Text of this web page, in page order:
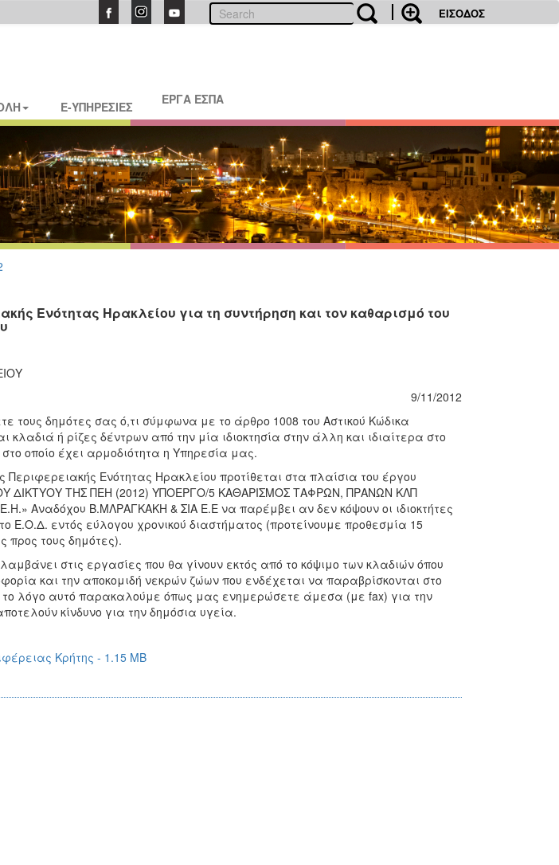
ΕΙΣΟΔΟΣ
E-ΥΠΗΡΕΣΙΕΣ ΕΡΓΑ ΕΣΠΑ
Ενότητας Ηρακλείου για τη συντήρηση και τον καθαρισμό του
9/11/2012
δημότες σας ό,τι σύμφωνα με το άρθρο 1008 του Αστικού Κώδικα
ή ρίζες δέντρων από την μία ιδιοκτησία στην άλλη και ιδιαίτερα στο
οποίο έχει αρμοδιότητα η Υπηρεσία μας.
Περιφερειακής Ενότητας Ηρακλείου προτίθεται στα πλαίσια του έργου
ΔΙΚΤΥΟΥ ΤΗΣ ΠΕΗ (2012) ΥΠΟΕΡΓΟ/5 ΚΑΘΑΡΙΣΜΟΣ ΤΑΦΡΩΝ, ΠΡΑΝΩΝ ΚΛΠ
Αναδόχου Β.ΜΛΡΑΓΚΑΚΗ & ΣΙΑ Ε.Ε να παρέμβει αν δεν κόψουν οι ιδιοκτήτες
Ε.Ο.Δ. εντός εύλογου χρονικού διαστήματος (προτείνουμε προθεσμία 15
προς τους δημότες).
στις εργασίες που θα γίνουν εκτός από το κόψιμο των κλαδιών όπου
και την αποκομιδή νεκρών ζώων που ενδέχεται να παραβρίσκονται στο
το λόγο αυτό παρακαλούμε όπως μας ενημερώσετε άμεσα (με fax) για την
κίνδυνο για την δημόσια υγεία.
Κρήτης - 1.15 MB